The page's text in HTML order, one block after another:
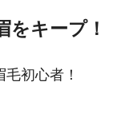
をキープ！
初心者！